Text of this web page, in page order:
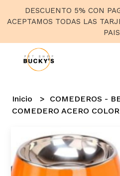
DESCUENTO 5% CON
ACEPTAMOS TODAS LAS
PAIS
Inicio
COMEDEROS -
COMEDERO ACERO